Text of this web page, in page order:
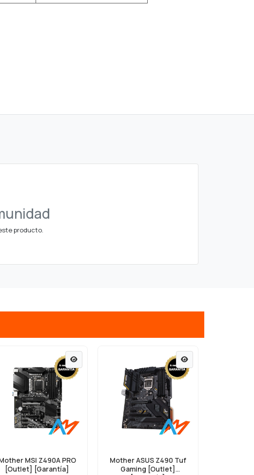
producto.
MSI Z490A PRO
[Outlet] [Garantía]
Mother ASUS Z490 Tuf
Gaming [Outlet]